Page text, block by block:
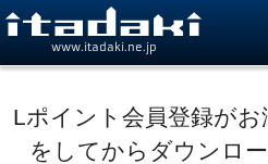
www.itadaki.ne.jp
Lポイント会員登録が
をしてからダウンロ